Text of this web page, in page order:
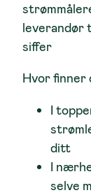
leverandør
siffer
Hvor finner
I
ditt
I
selve